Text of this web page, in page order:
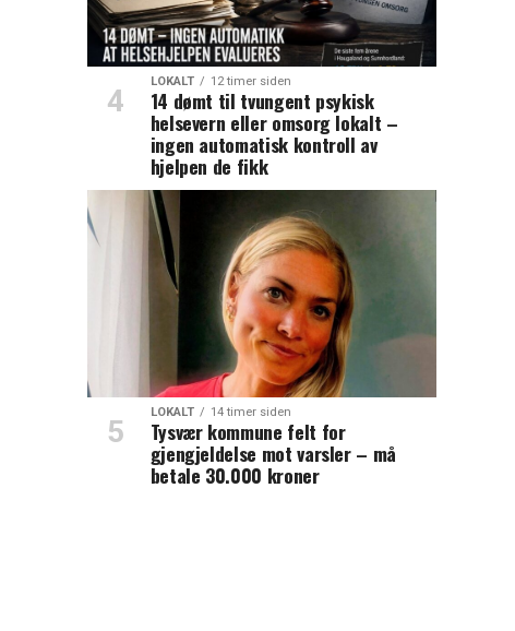
LOKALT 12 timer siden
14 dømt til tvungent psykisk
helsevern eller omsorg lokalt –
ingen automatisk kontroll av
hjelpen de fikk
LOKALT 14 timer siden
Tysvær kommune felt for
gjengjeldelse mot varsler – må
betale 30.000 kroner